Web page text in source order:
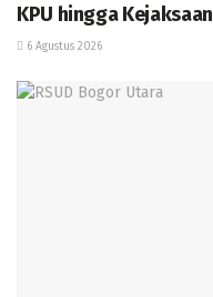
KPU hingga Kejaksaan
6 Agustus 2026